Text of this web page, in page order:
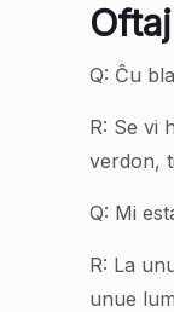
Q: Ĉu
R: Se vi
verdon,
Q: Mi
R: La
unue